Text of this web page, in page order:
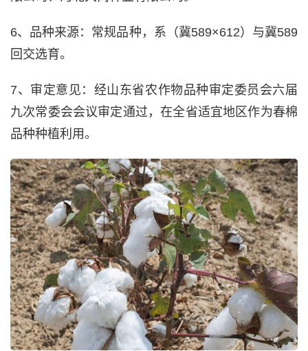
6、品种来源：常规品种，系（冀589×612）与冀589
回交选育。
7、审定意见：经山东省农作物品种审定委员会六届
九次常委会会议审定通过，在全省适宜地区作为春棉
品种种植利用。